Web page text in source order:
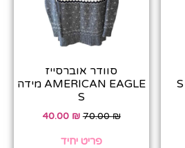
סוודר אוברסייז
AMERICAN EAGLE מידה
S
70.00₪
40.00 ₪
פריט יחיד